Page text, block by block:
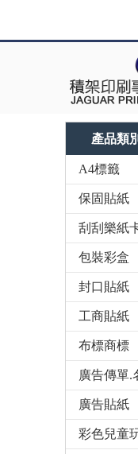
產品類
A4標籤
保固貼紙
刮刮樂紙
包裝彩盒
封口貼紙
工商貼紙
布標商標
廣告傳單.
廣告貼紙
彩色兒童